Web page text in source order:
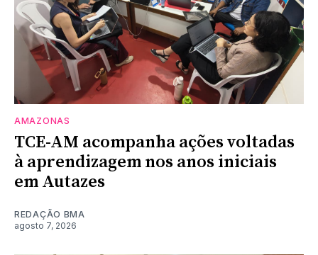
AMAZONAS
TCE-AM acompanha ações voltadas
à aprendizagem nos anos iniciais
em Autazes
REDAÇÃO BMA
agosto 7, 2026